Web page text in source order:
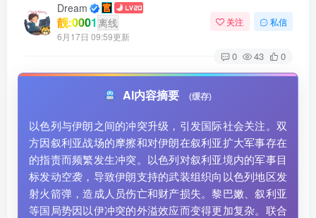
Dream
靓:0001 离线
6月17日 09:59更新
关注 私信
0 43 0
AI内容摘要 (缓存)
以色列与伊朗之间的冲突升级，引发国际社会关注。双
方因叙利亚战场的摩擦和对伊朗在叙利亚扩大军事存在
的指责而频繁发生冲突。以色列对叙利亚境内的军事目
标发动空袭，导致伊朗支持的武装组织向以色列地区发
射火箭弹，造成人员伤亡和财产损失。黎巴嫩、叙利亚
等国局势因以伊冲突的外溢效应而变得更加复杂。联合